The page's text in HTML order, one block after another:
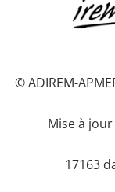
© ADIREM-
Mise à
17163